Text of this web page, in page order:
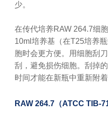
少。
在传代培养RAW 264.7细
10ml培养基（在T25培养
胞时会更方便。用细胞刮
刮，避免损伤细胞。刮掉
时间才能在新瓶中重新附着
RAW 264.7（ATCC TIB-